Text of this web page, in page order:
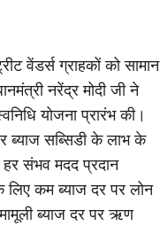
वेंडर्स ग्राहकों को सामान
नरेंद्र मोदी जी ने
योजना प्रारंभ की।
ब्याज सब्सिडी के लाभ के
संभव मदद प्रदान
लिए कम ब्याज दर पर लोन
ब्याज दर पर ऋण